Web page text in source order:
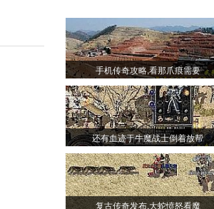
手机传奇攻略,看那爪痕需要
还有血迹于牛魔战士倒着放帮
复古传奇发布,大蛇愤怒看魔